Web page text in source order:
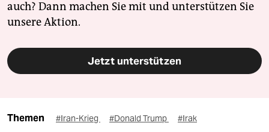
auch? Dann machen Sie mit und unterstützen Sie
unsere Aktion.
Jetzt unterstützen
Themen #Iran-Krieg #Donald Trump #Irak